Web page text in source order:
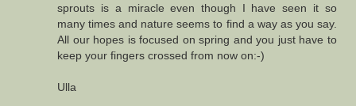
sprouts is a miracle even though I have seen it so
many times and nature seems to find a way as you say.
All our hopes is focused on spring and you just have to
keep your fingers crossed from now on:-)
Ulla